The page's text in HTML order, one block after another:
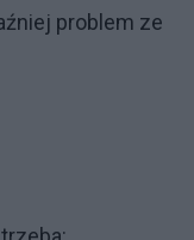
problem ze